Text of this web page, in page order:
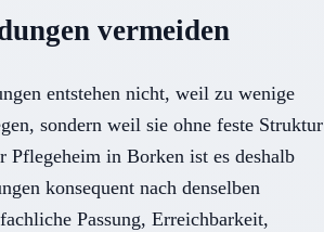
vermeiden
entstehen nicht, weil zu wenige
sondern weil sie ohne feste Struktur
Pflegeheim in Borken ist es deshalb
konsequent nach denselben
Passung, Erreichbarkeit,